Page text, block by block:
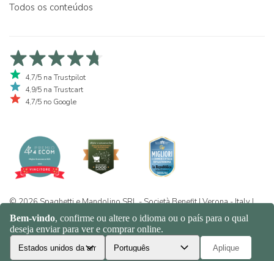
Todos os conteúdos
4,7/5 na Trustpilot
4,9/5 na Trustcart
4,7/5 no Google
© 2026 Spaghetti e Mandolino SRL - Società Benefit | Verona - Italy |
+39 351 865 9444 | P.I. IT04913730232 | Certificazione BIO: IT-BIO-
016.380-0110744.2026.001 | REA VR-455804 | Política de
privacidade e cookies|Sitemap